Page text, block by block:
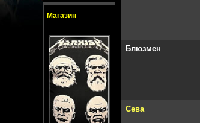
Магазин
Блюзмен
Сева